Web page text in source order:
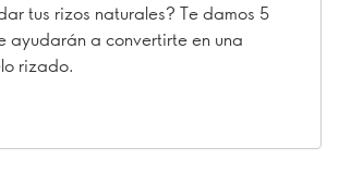
tus rizos naturales? Te damos 5
ayudarán a convertirte en una
rizado.